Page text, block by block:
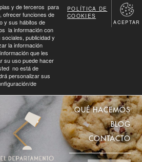
QUÉ HACEMOS
BLOG
CONTACTO
y de terceros para
ofrecer funciones de
y sus hábitos de
la información con
publicidad y
la información
que les
su uso puede hacer
no está de
personalizar sus
de
POLÍTICA DE
COOKIES
ACEPTAR